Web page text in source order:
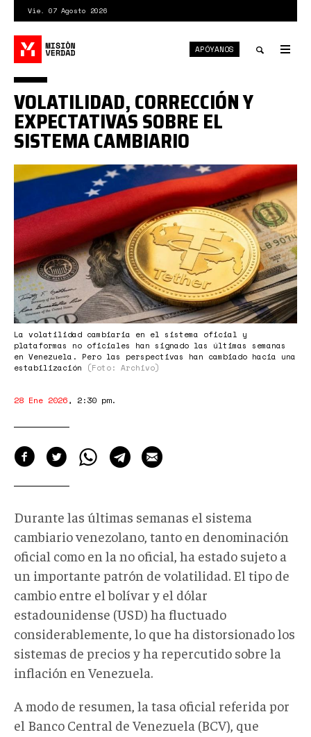
contenido
principal
Vie. 07 Agosto 2026
APÓYANOS
USDT
Venezuela.jpg
La volatilidad cambiaria en el sistema oficial y
plataformas no oficiales han signado las últimas semanas
en Venezuela. Pero las perspectivas han cambiado hacia una
estabilización
(Foto: Archivo)
VOLATILIDAD, CORRECCIÓN Y
EXPECTATIVAS SOBRE EL
SISTEMA CAMBIARIO
28 Ene 2026, 2:30 pm.
Durante las últimas semanas el sistema
cambiario venezolano, tanto en denominación
oficial como en la no oficial, ha estado sujeto a
un importante patrón de volatilidad. El tipo de
cambio entre el bolívar y el dólar
estadounidense (USD) ha fluctuado
considerablemente, lo que ha distorsionado los
sistemas de precios y ha repercutido sobre la
inflación en Venezuela.
A modo de resumen, la tasa oficial referida por
el Banco Central de Venezuela (BCV), que